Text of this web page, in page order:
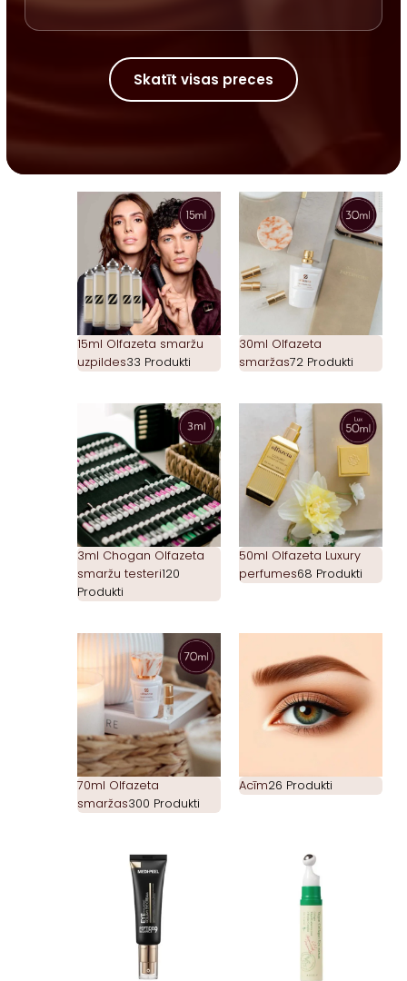
Skatīt visas preces
15ml Olfazeta smaržu
uzpildes33 Produkti
30ml Olfazeta
smaržas72 Produkti
3ml Chogan Olfazeta
smaržu testeri120
Produkti
50ml Olfazeta Luxury
perfumes68 Produkti
70ml Olfazeta
smaržas300 Produkti
Acīm26 Produkti